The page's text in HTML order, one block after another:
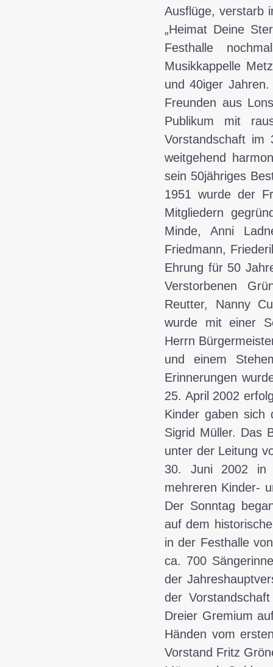
Ausflüge, verstarb
„Heimat Deine
Festhalle
Musikkappelle
und 40iger
Freunden aus
Publikum mit
Vorstandschaft im
weitgehend
sein 50jähriges
1951 wurde der
Mitgliedern
Minde, Anni
Friedmann,
Ehrung für 50
Verstorbenen
Reutter, Nanny
wurde mit einer
Herrn
und einem
Erinnerungen
25. April 2002
Kinder gaben sich
Sigrid Müller. Das
unter der Leitung
30. Juni 2002 in
mehreren Kinder-
Der Sonntag
auf dem
in der Festhalle
ca. 700
der
der
Dreier Gremium
Händen vom
Vorstand Fritz